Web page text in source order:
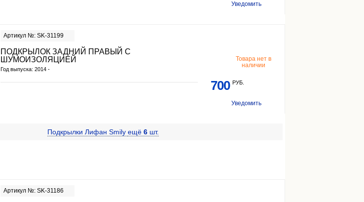
Уведомить
Артикул №: SK-31199
ПОДКРЫЛОК ЗАДНИЙ ПРАВЫЙ С
ШУМОИЗОЛЯЦИЕЙ
Год выпуска: 2014 -
Товара нет в
наличии
700 РУБ.
Уведомить
Подкрылки Лифан Smily ещё 6шт.
Артикул №: SK-31186